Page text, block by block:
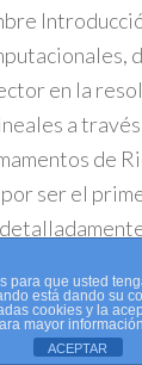
en la
a
de
ser el
que
paso a
para que usted
está dando su
cookies y la
mayor
ACEPTAR